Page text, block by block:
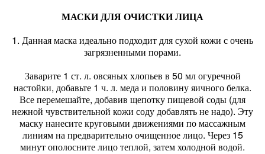
МАСКИ ДЛЯ ОЧИСТКИ ЛИЦА
1. Данная маска идеально подходит для сухой кожи с очень
загрязненными порами.
Заварите 1 ст. л. овсяных хлопьев в 50 мл огуречной
настойки, добавьте 1 ч. л. меда и половину яичного белка.
Все перемешайте, добавив щепотку пищевой соды (для
нежной чувствительной кожи соду добавлять не надо). Эту
маску нанесите круговыми движениями по массажным
линиям на предварительно очищенное лицо. Через 15
минут ополосните лицо теплой, затем холодной водой.